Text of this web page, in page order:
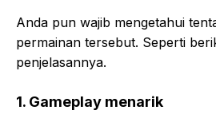
Anda pun wajib mengetahui
permainan tersebut. Seperti
penjelasannya.
1. Gameplay menarik